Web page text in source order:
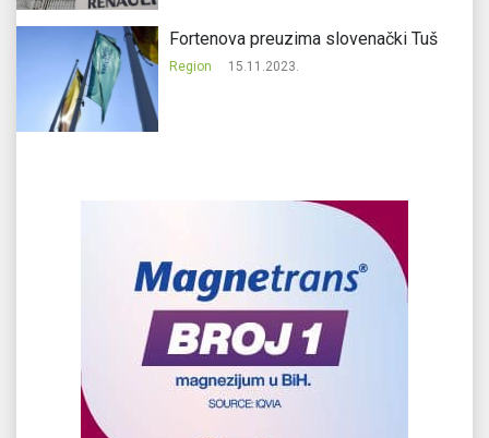
Fortenova preuzima slovenački Tuš
Region 15.11.2023.